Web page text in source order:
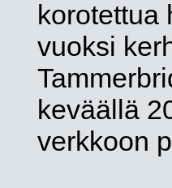
korotettua
vuoksi
keväällä
verkkoon